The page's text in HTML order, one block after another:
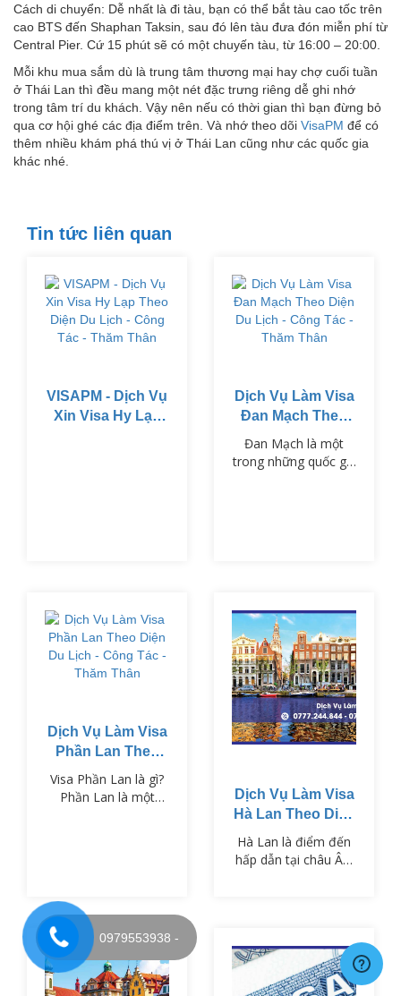
Cách di chuyển: Dễ nhất là đi tàu, bạn có thể bắt tàu cao tốc trên
cao BTS đến Shaphan Taksin, sau đó lên tàu đưa đón miễn phí từ
Central Pier. Cứ 15 phút sẽ có một chuyến tàu, từ 16:00 – 20:00.
Mỗi khu mua sắm dù là trung tâm thương mại hay chợ cuối tuần
ở Thái Lan thì đều mang một nét đặc trưng riêng dễ ghi nhớ
trong tâm trí du khách. Vậy nên nếu có thời gian thì bạn đừng bỏ
qua cơ hội ghé các địa điểm trên. Và nhớ theo dõi VisaPM để có
thêm nhiều khám phá thú vị ở Thái Lan cũng như các quốc gia
khác nhé.
Tin tức liên quan
VISAPM - Dịch Vụ
Xin Visa Hy Lạp
Dịch Vụ Làm Visa
Đan Mạch Theo
Diện Du Lịch -
Công Tác - Thăm
Thân
Đan Mạch là một
trong những quốc gia
Dịch Vụ Làm Visa
Phần Lan Theo
Diện Du Lịch -
Công Tác - Thăm
Visa Phần Lan là gì?
Phần Lan là một
lượng sống cao. Để
nhập cảnh vào Phần
Lan, công dân Việt
Nam cần xin Visa
Phần Lan phù hợp
Dịch Vụ Làm Visa
Hà Lan Theo Diện
Du Lịch - Công
Tác - Thăm Thân
Hà Lan là điểm đến
hấp dẫn tại châu Âu,
hóa đặc sắc. Để
nhập cảnh vào Hà
Lan, công dân Việt
0979553938 -